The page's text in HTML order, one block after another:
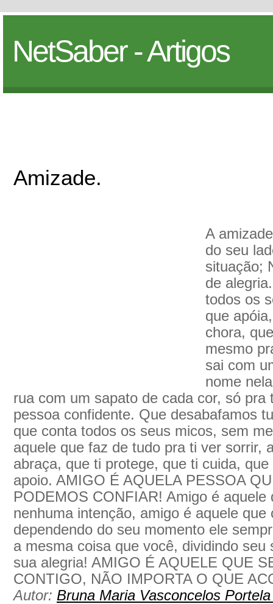
NetSaber - Artigos
Amizade.
A
do seu
situação;
de
todos os
que
chora,
mesmo
sai com
nome
rua com um sapato de cada cor, só pra
pessoa confidente. Que desabafamos
que conta todos os seus micos, sem
aquele que faz de tudo pra ti ver sorrir,
abraça, que ti protege, que ti cuida,
apoio. AMIGO É AQUELA PESSOA
PODEMOS CONFIAR! Amigo é
nenhuma intenção, amigo é aquele
dependendo do seu momento ele
a mesma coisa que você, dividindo
sua alegria! AMIGO É AQUELE QUE
CONTIGO, NÃO IMPORTA O QUE
Autor: Bruna Maria Vasconcelos